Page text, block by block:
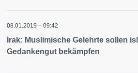
08.01.2019 – 09:42
Irak: Muslimische Gelehrte sollen
Gedankengut bekämpfen